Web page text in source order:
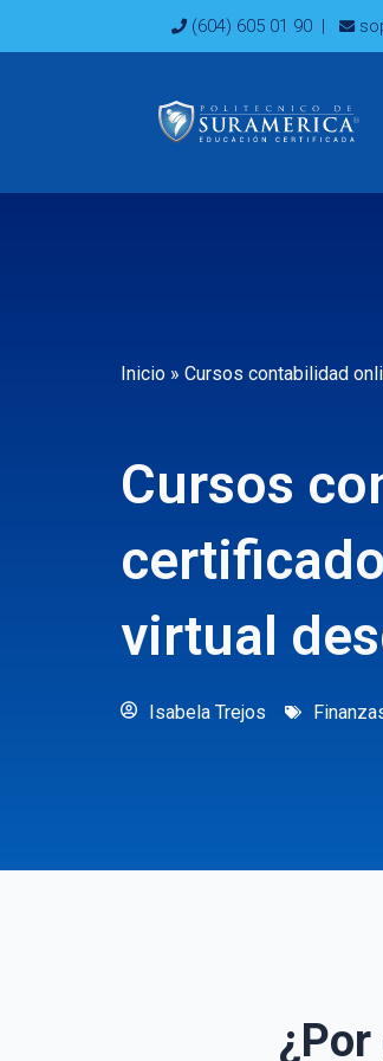
(604) 605 01 90 |
Inicio » Cursos contabilidad
Cursos
virtual
Isabela Trejos